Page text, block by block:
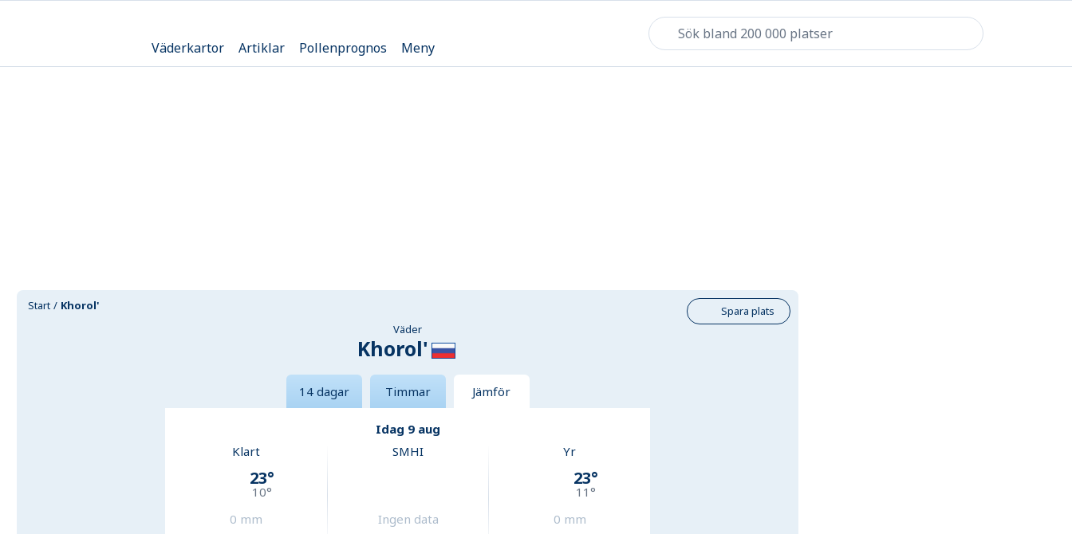
Väderkartor Artiklar Pollenprognos Meny
Start Khorol'
Spara plats
Väder
Khorol'
14 dagar Timmar Jämför
Idag 9 aug
Klart
23°
10°
0 mm
SMHI
Ingen data
Yr
23°
11 °
0 mm